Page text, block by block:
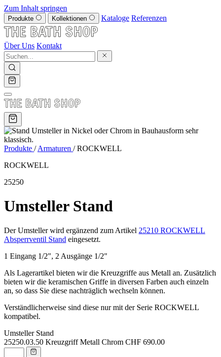
Zum Inhalt springen
Produkte Kollektionen Kataloge Referenzen
Über Uns Kontakt
Produkte / Armaturen / ROCKWELL
ROCKWELL
25250
Umsteller Stand
Der Umsteller wird ergänzend zum Artikel 25210 ROCKWELL
Absperrventil Stand eingesetzt.
1 Eingang 1/2", 2 Ausgänge 1/2"
Als Lagerartikel bieten wir die Kreuzgriffe aus Metall an. Zusätzlich
bieten wir die keramischen Griffe in diversen Farben auch einzeln
an, so dass Sie diese nachträglich wechseln können.
Verständlicherweise sind diese nur mit der Serie ROCKWELL
kompatibel.
Umsteller Stand
25250.03.50 Kreuzgriff Metall Chrom CHF 690.00